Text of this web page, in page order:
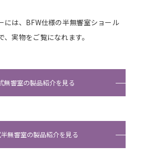
には、BFW仕様の半無響室ショール
実物をご覧になれます。
無響室の製品紹介を見る
無響室の製品紹介を見る